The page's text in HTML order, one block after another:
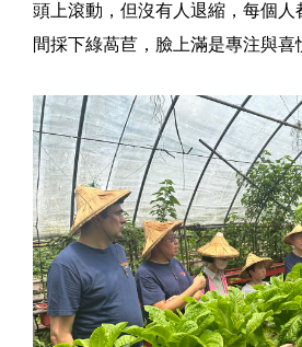
頭上滾動，但沒有人退縮，每個人
間採下綠萵苣，臉上滿是專注與喜